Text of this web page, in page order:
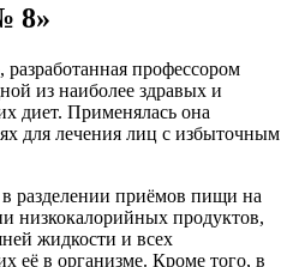
8»
профессором
из наиболее здравых и
диет. Применялась она
для лечения лиц с избыточным
в разделении приёмов пищи на
низкокалорийных продуктов,
жидкости и всех
её в организме. Кроме того, в